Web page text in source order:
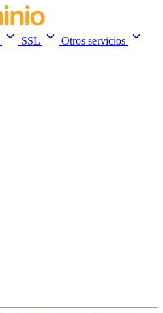
SSL
Otros servicios